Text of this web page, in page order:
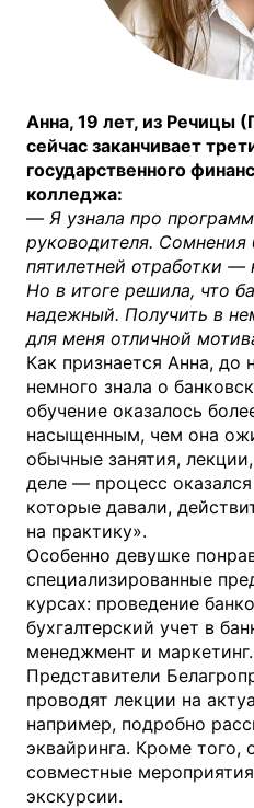
Анна, 19 лет, из Речицы
сейчас заканчивает
государственного
колледжа:
— Я узнала про
руководителя. Сомнения
пятилетней отработки —
Но в итоге решила, что
надежный. Получить в
для меня отличной
Как признается Анна, до
немного знала о
обучение оказалось
насыщенным, чем она
обычные занятия,
деле — процесс
которые давали,
на практику».
Особенно девушке
специализированные
курсах: проведение
бухгалтерский учет в
менеджмент и маркетинг.
Представители
проводят лекции на
например, подробно
эквайринга. Кроме того,
совместные
экскурсии.